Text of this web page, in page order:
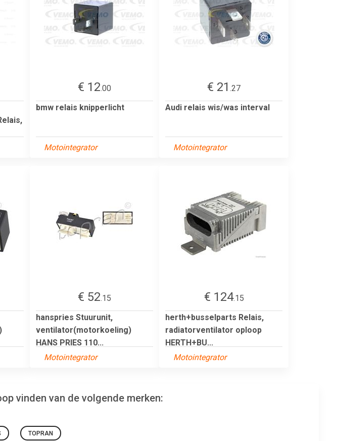
€ 12.00
bmw relais knipperlicht
Motointegrator
€ 21 .27
Audi relais wis/was interval
Motointegrator
€ 52.15
hanspries Stuurunit,
ventilator(motorkoeling)
HANS PRIES 110...
Motointegrator
€ 124.15
herth+busselparts Relais,
radiatorventilator oploop
HERTH+BU...
Motointegrator
vinden van de volgende merken:
TOPRAN